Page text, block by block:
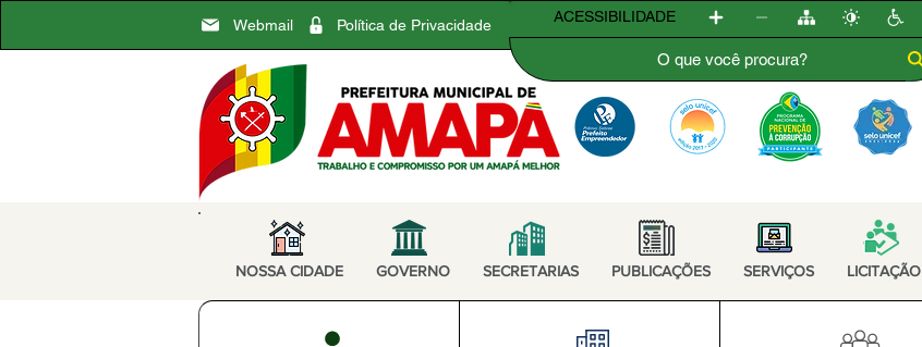
Webmail Política de Privacidade ACESSIBILIDADE
NOSSA CIDADE GOVERNO SECRETARIAS PUBLICAÇÕES SERVIÇOS LICITAÇÃO